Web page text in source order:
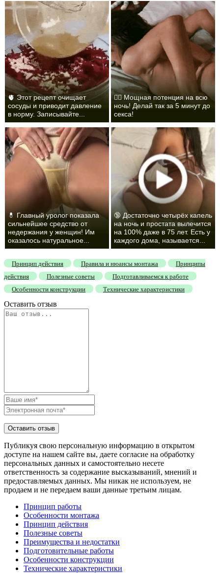
🫀 Этот рецепт очищает
сосуды и приводит давление
в норму. Записывайте...
❤️‍🔥 Мощная потенция на всю
ночь! Делай так за 5 минут до
секса!
💊 Главный уролог показала
сильнейшее средство от
недержания у женщин! Им
оказалось натуральное...
🔞 Достаточно четырёх капель
на ночь и простата вылечится
на 100% даже в 75 лет. Есть у
каждого дома, называется...
Принцип действия Правила и нюансы монтажа
Принципы
действия
Полезные советы
Подготавливаемся к работе
Особенности конструкции
Технические характеристики
Оставить отзыв
Публикуя свою персональную информацию в открытом
доступе на нашем сайте вы, даете согласие на обработку
персональных данных и самостоятельно несете
ответственность за содержание высказываний, мнений и
предоставляемых данных. Мы никак не используем, не
продаем и не передаем ваши данные третьим лицам.
Принцип работы
Особенности монтажа
Принцип действия
Полезные советы
Преимущества и недостатки
Подготовительные работы
Особенности конструкции
Технические характеристики